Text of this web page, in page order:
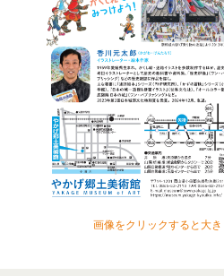
画像をクリックすると大